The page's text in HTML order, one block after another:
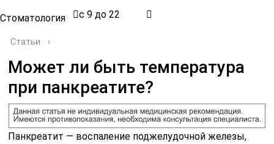
Стоматология с 9 до 22
Статьи ›
Может ли быть температура
при панкреатите?
Панкреатит — воспаление поджелудочной железы,